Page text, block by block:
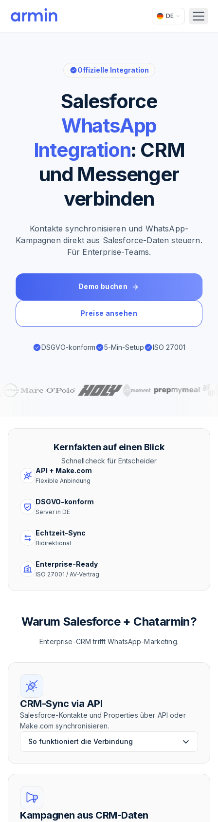
DE
Offizielle Integration
Salesforce
WhatsApp
Integration: CRM
und Messenger
verbinden
Kontakte synchronisieren und WhatsApp-
Kampagnen direkt aus Salesforce-Daten steuern.
Für Enterprise-Teams.
Demo buchen
Preise ansehen
DSGVO-konform 5-Min-Setup ISO 27001
Kernfakten auf einen Blick
Schnellcheck für Entscheider
API + Make.com
Flexible Anbindung
DSGVO-konform
Server in DE
Echtzeit-Sync
Bidirektional
Enterprise-Ready
ISO 27001 / AV-Vertrag
Warum Salesforce + Chatarmin?
Enterprise-CRM trifft WhatsApp-Marketing.
CRM-Sync via API
Salesforce-Kontakte und Properties über API oder
Make.com synchronisieren.
So funktioniert die Verbindung
Kampagnen aus CRM-Daten